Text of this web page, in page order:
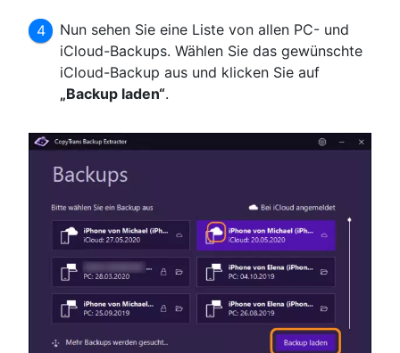
Nun sehen Sie eine Liste von allen PC- und
iCloud-Backups. Wählen Sie das gewünschte
iCloud-Backup aus und klicken Sie auf
„Backup laden“.